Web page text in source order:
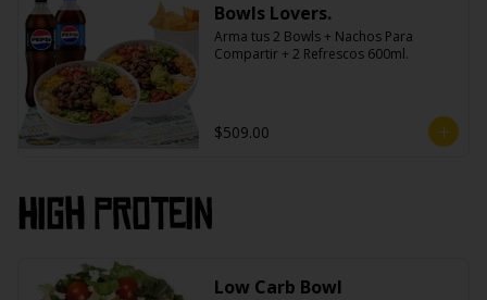
Bowls Lovers.
Arma tus 2 Bowls + Nachos Para
Compartir + 2 Refrescos 600ml.
$509.00
High PROtein
Low Carb Bowl